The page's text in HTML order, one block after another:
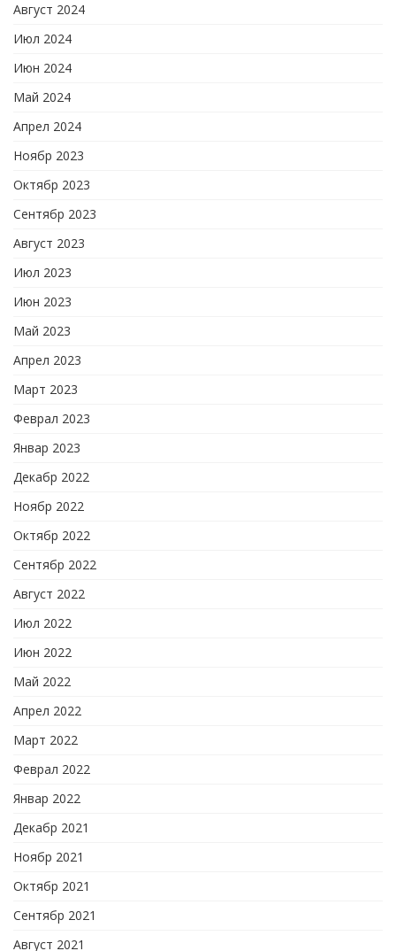
Август 2024
Июл 2024
Июн 2024
Май 2024
Апрел 2024
Ноябр 2023
Октябр 2023
Сентябр 2023
Август 2023
Июл 2023
Июн 2023
Май 2023
Апрел 2023
Март 2023
Феврал 2023
Январ 2023
Декабр 2022
Ноябр 2022
Октябр 2022
Сентябр 2022
Август 2022
Июл 2022
Июн 2022
Май 2022
Апрел 2022
Март 2022
Феврал 2022
Январ 2022
Декабр 2021
Ноябр 2021
Октябр 2021
Сентябр 2021
Август 2021